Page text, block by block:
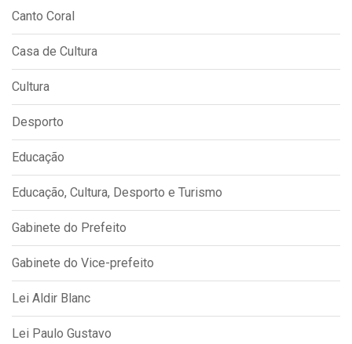
Canto Coral
Casa de Cultura
Cultura
Desporto
Educação
Educação, Cultura, Desporto e Turismo
Gabinete do Prefeito
Gabinete do Vice-prefeito
Lei Aldir Blanc
Lei Paulo Gustavo